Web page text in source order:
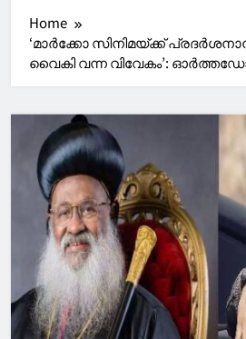
Home
‘മാര്‍ക്കോ സിനിമയ്ക്ക്
വൈകി വന്ന വിവേകം’: